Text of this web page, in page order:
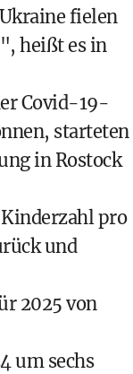
fielen
heißt es in
Covid-19-
starteten
in Rostock
pro
und
2025 von
um sechs